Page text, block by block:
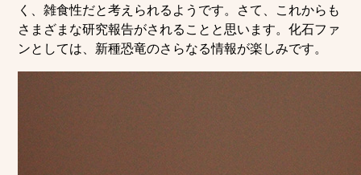
く、雑食性だと考えられるようです。さて、これからも
さまざまな研究報告がされることと思います。化石ファ
ンとしては、新種恐竜のさらなる情報が楽しみです。